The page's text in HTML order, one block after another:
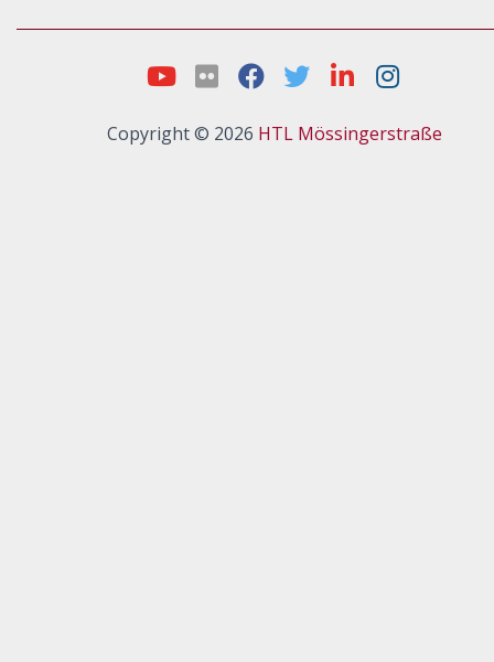
Copyright © 2026 HTL Mössingerstraße